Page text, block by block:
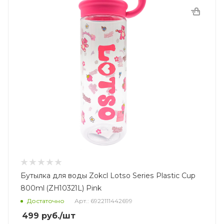
Бутылка для воды Zokcl Lotso Series Plastic Cup
800ml (ZH10321L) Pink
Достаточно Арт.: 6922111442699
499 руб./шт